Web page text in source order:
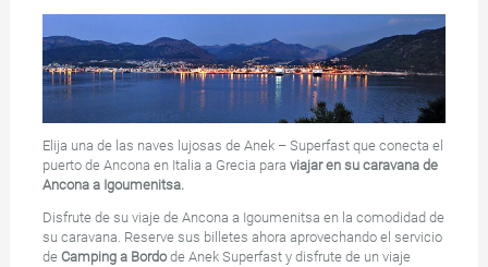
Elija una de las naves lujosas de Anek – Superfast que conecta el
puerto de Ancona en Italia a Grecia para viajar en su caravana de
Ancona a Igoumenitsa.
Disfrute de su viaje de Ancona a Igoumenitsa en la comodidad de
su caravana. Reserve sus billetes ahora aprovechando el servicio
de Camping a Bordode Anek Superfast y disfrute de un viaje